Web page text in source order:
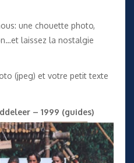
une chouette photo,
laissez la nostalgie
(jpeg) et votre petit texte
– 1999 (guides)